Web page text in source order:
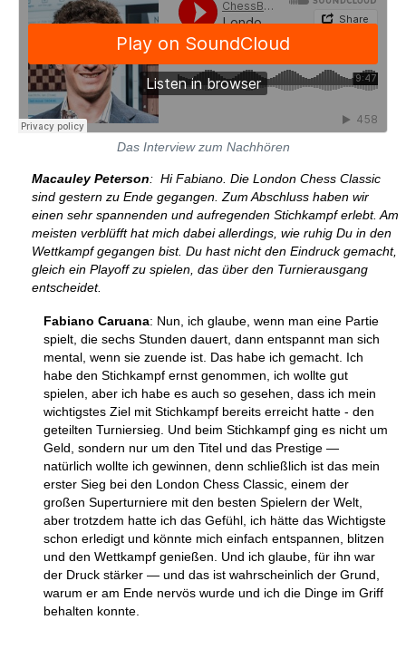
Das Interview zum Nachhören
Macauley Peterson: Hi Fabiano. Die London Chess Classic
sind gestern zu Ende gegangen. Zum Abschluss haben wir
einen sehr spannenden und aufregenden Stichkampf erlebt. Am
meisten verblüfft hat mich dabei allerdings, wie ruhig Du in den
Wettkampf gegangen bist. Du hast nicht den Eindruck gemacht,
gleich ein Playoff zu spielen, das über den Turnierausgang
entscheidet.
Fabiano Caruana: Nun, ich glaube, wenn man eine Partie
spielt, die sechs Stunden dauert, dann entspannt man sich
mental, wenn sie zuende ist. Das habe ich gemacht. Ich
habe den Stichkampf ernst genommen, ich wollte gut
spielen, aber ich habe es auch so gesehen, dass ich mein
wichtigstes Ziel mit Stichkampf bereits erreicht hatte - den
geteilten Turniersieg. Und beim Stichkampf ging es nicht um
Geld, sondern nur um den Titel und das Prestige —
natürlich wollte ich gewinnen, denn schließlich ist das mein
erster Sieg bei den London Chess Classic, einem der
großen Superturniere mit den besten Spielern der Welt,
aber trotzdem hatte ich das Gefühl, ich hätte das Wichtigste
schon erledigt und könnte mich einfach entspannen, blitzen
und den Wettkampf genießen. Und ich glaube, für ihn war
der Druck stärker — und das ist wahrscheinlich der Grund,
warum er am Ende nervös wurde und ich die Dinge im Griff
behalten konnte.